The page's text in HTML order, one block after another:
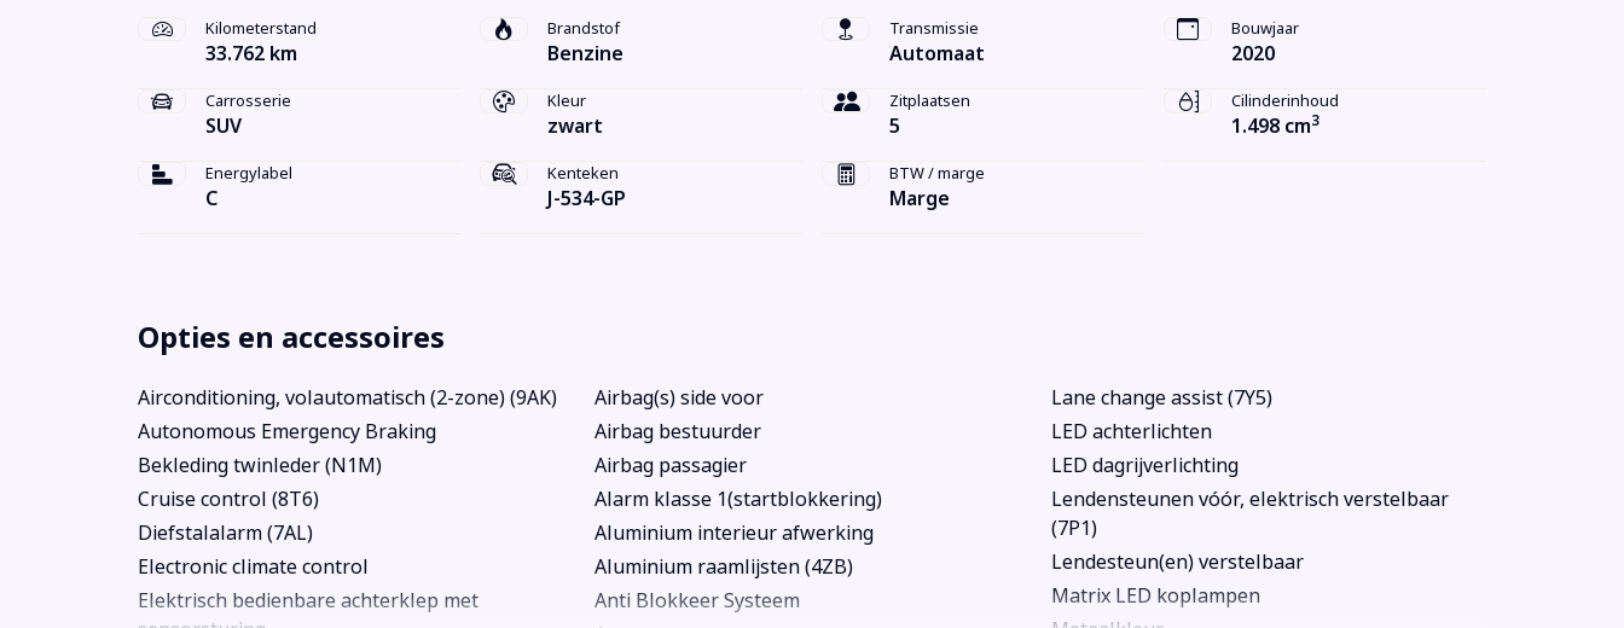
Kilometerstand
33.762 km
Brandstof
Benzine
Transmissie
Automaat
Bouwjaar
2020
Carrosserie
SUV
Kleur
zwart
Zitplaatsen
5
Cilinderinhoud
1.498 cm3
Energylabel
C
Kenteken
J-534-GP
BTW / marge
Marge
Opties en accessoires
Airconditioning, volautomatisch (2-zone) (9AK)
Autonomous Emergency Braking
Bekleding twinleder (N1M)
Cruise control (8T6)
Diefstalalarm (7AL)
Electronic climate control
Elektrisch bedienbare achterklep met
Airbag(s) side voor
Airbag bestuurder
Airbag passagier
Alarm klasse 1(startblokkering)
Aluminium interieur afwerking
Aluminium raamlijsten (4ZB)
Anti Blokkeer Systeem
Lane change assist (7Y5)
LED achterlichten
LED dagrijverlichting
Lendensteunen vóór, elektrisch verstelbaar
(7P1)
Lendesteun(en) verstelbaar
Matrix LED koplampen